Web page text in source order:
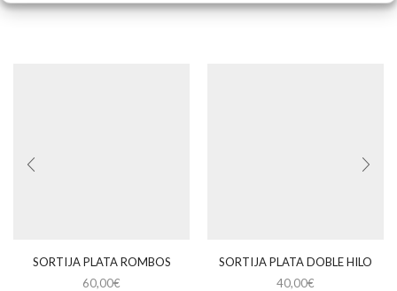
SORTIJA PLATA ROMBOS
60,00€
SORTIJA PLATA DOBLE HILO
40,00€